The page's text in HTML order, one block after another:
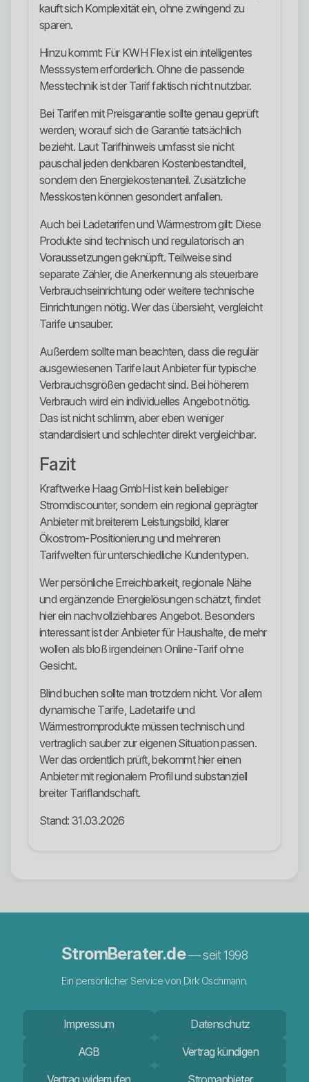
kauft sich Komplexität ein, ohne zwingend zu
sparen.
Hinzu kommt: Für KWH Flex ist ein intelligentes
Messsystem erforderlich. Ohne die passende
Messtechnik ist der Tarif faktisch nicht nutzbar.
Bei Tarifen mit Preisgarantie sollte genau geprüft
werden, worauf sich die Garantie tatsächlich
bezieht. Laut Tarifhinweis umfasst sie nicht
pauschal jeden denkbaren Kostenbestandteil,
sondern den Energiekostenanteil. Zusätzliche
Messkosten können gesondert anfallen.
Auch bei Ladetarifen und Wärmestrom gilt: Diese
Produkte sind technisch und regulatorisch an
Voraussetzungen geknüpft. Teilweise sind
separate Zähler, die Anerkennung als steuerbare
Verbrauchseinrichtung oder weitere technische
Einrichtungen nötig. Wer das übersieht, vergleicht
Tarife unsauber.
Außerdem sollte man beachten, dass die regulär
ausgewiesenen Tarife laut Anbieter für typische
Verbrauchsgrößen gedacht sind. Bei höherem
Verbrauch wird ein individuelles Angebot nötig.
Das ist nicht schlimm, aber eben weniger
standardisiert und schlechter direkt vergleichbar.
Fazit
Kraftwerke Haag GmbH ist kein beliebiger
Stromdiscounter, sondern ein regional geprägter
Anbieter mit breiterem Leistungsbild, klarer
Ökostrom-Positionierung und mehreren
Tarifwelten für unterschiedliche Kundentypen.
Wer persönliche Erreichbarkeit, regionale Nähe
und ergänzende Energielösungen schätzt, findet
hier ein nachvollziehbares Angebot. Besonders
interessant ist der Anbieter für Haushalte, die mehr
wollen als bloß irgendeinen Online-Tarif ohne
Gesicht.
Blind buchen sollte man trotzdem nicht. Vor allem
dynamische Tarife, Ladetarife und
Wärmestromprodukte müssen technisch und
vertraglich sauber zur eigenen Situation passen.
Wer das ordentlich prüft, bekommt hier einen
Anbieter mit regionalem Profil und substanziell
breiter Tariflandschaft.
Stand: 31.03.2026
StromBerater.de— seit 1998
Ein persönlicher Service von Dirk Oschmann.
Impressum
Datenschutz
AGB
Vertrag kündigen